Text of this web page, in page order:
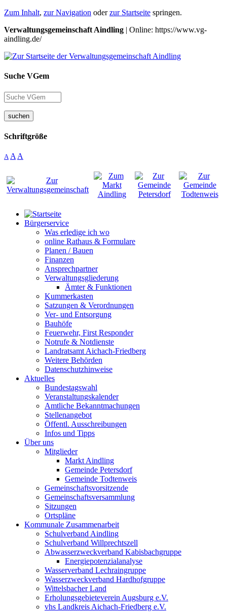
Zum Inhalt, zur Navigation oderzur Startseite springen.
Verwaltungsgemeinschaft Aindling | Online: https://www.vg-
aindling.de/
Suche VGem
suchen
Schriftgröße
A A A
Bürgerservice
Was erledige ich wo
online Rathaus & Formulare
Planen / Bauen
Finanzen
Ansprechpartner
Verwaltungsgliederung
Ämter & Funktionen
Kummerkasten
Satzungen & Verordnungen
Ver- und Entsorgung
Bauhöfe
Feuerwehr, First Responder
Notrufe & Notdienste
Landratsamt Aichach-Friedberg
Weitere Behörden
Datenschutzhinweise
Aktuelles
Bundestagswahl
Veranstaltungskalender
Amtliche Bekanntmachungen
Stellenangebot
Öffentl. Ausschreibungen
Infos und Tipps
Über uns
Mitglieder
Markt Aindling
Gemeinde Petersdorf
Gemeinde Todtenweis
Gemeinschaftsvorsitzende
Gemeinschaftsversammlung
Sitzungen
Ortspläne
Kommunale Zusammenarbeit
Schulverband Aindling
Schulverband Willprechtszell
Abwasserzweckverband Kabisbachgruppe
Energiepotenzialanalyse
Wasserverband Lechraingruppe
Wasserzweckverband Hardhofgruppe
Wittelsbacher Land
Erholungsgebieteverein Augsburg e.V.
vhs Landkreis Aichach-Friedberg e.V.